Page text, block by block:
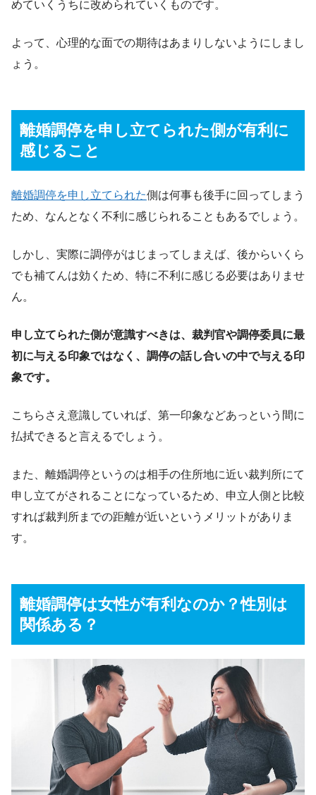
めていくうちに改められていくものです。
よって、心理的な面での期待はあまりしないようにしまし
ょう。
離婚調停を申し立てられた側が有利に
感じること
離婚調停を申し立てられた側は何事も後手に回ってしまう
ため、なんとなく不利に感じられることもあるでしょう。
しかし、実際に調停がはじまってしまえば、後からいくら
でも補てんは効くため、特に不利に感じる必要はありませ
ん。
申し立てられた側が意識すべきは、裁判官や調停委員に最
初に与える印象ではなく、調停の話し合いの中で与える印
象です。
こちらさえ意識していれば、第一印象などあっという間に
払拭できると言えるでしょう。
また、離婚調停というのは相手の住所地に近い裁判所にて
申し立てがされることになっているため、申立人側と比較
すれば裁判所までの距離が近いというメリットがありま
す。
離婚調停は女性が有利なのか？性別は
関係ある？